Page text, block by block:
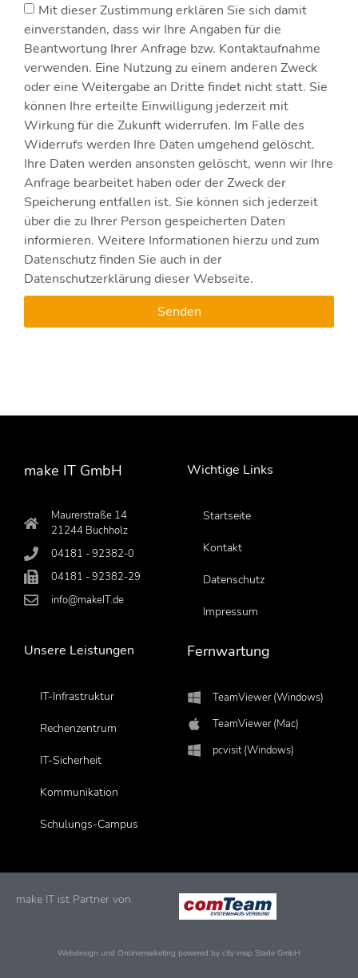
Mit dieser Zustimmung erklären Sie sich damit
einverstanden, dass wir Ihre Angaben für die
Beantwortung Ihrer Anfrage bzw. Kontaktaufnahme
verwenden. Eine Nutzung zu einem anderen Zweck
oder eine Weitergabe an Dritte findet nicht statt. Sie
können Ihre erteilte Einwilligung jederzeit mit
Wirkung für die Zukunft widerrufen. Im Falle des
Widerrufs werden Ihre Daten umgehend gelöscht.
Ihre Daten werden ansonsten gelöscht, wenn wir Ihre
Anfrage bearbeitet haben oder der Zweck der
Speicherung entfallen ist. Sie können sich jederzeit
über die zu Ihrer Person gespeicherten Daten
informieren. Weitere Informationen hierzu und zum
Datenschutz finden Sie auch in der
Datenschutzerklärung dieser Webseite.
Senden
make IT GmbH
Maurerstraße 14
21244 Buchholz
04181 - 92382-0
04181 - 92382-29
info@makeIT.de
Wichtige Links
Startseite
Kontakt
Datenschutz
Impressum
Unsere Leistungen
IT-Infrastruktur
Rechenzentrum
IT-Sicherheit
Kommunikation
Schulungs-Campus
Fernwartung
TeamViewer (Windows)
TeamViewer (Mac)
pcvisit (Windows)
make IT ist Partner von
Webdesign und Onlinemarketing powered by city-map Stade GmbH